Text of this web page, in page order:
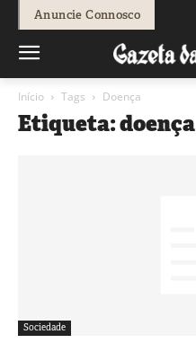
Anuncie Connosco
Início Tags Doença
Etiqueta: doença
Sociedade